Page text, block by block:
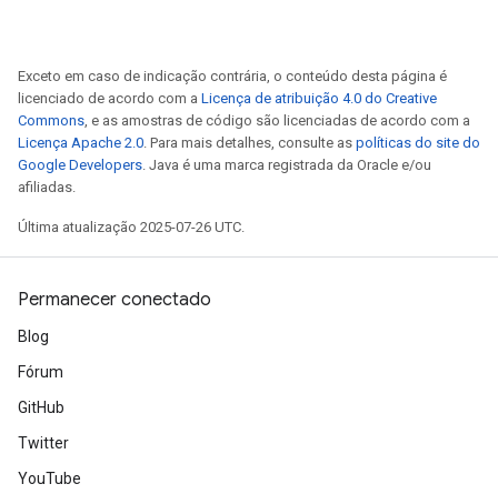
Exceto em caso de indicação contrária, o conteúdo desta página é
licenciado de acordo com a Licença de atribuição 4.0 do Creative
Commons, e as amostras de código são licenciadas de acordo com a
Licença Apache 2.0. Para mais detalhes, consulte as políticas do site do
Google Developers. Java é uma marca registrada da Oracle e/ou
afiliadas.
Última atualização 2025-07-26 UTC.
Permanecer conectado
Blog
Fórum
GitHub
Twitter
YouTube